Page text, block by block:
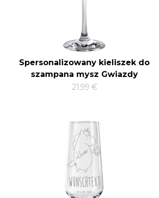
Spersonalizowany kieliszek do
szampana mysz Gwiazdy
21,99 €